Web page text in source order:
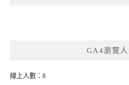
GA4瀏覽人
線上人數：8